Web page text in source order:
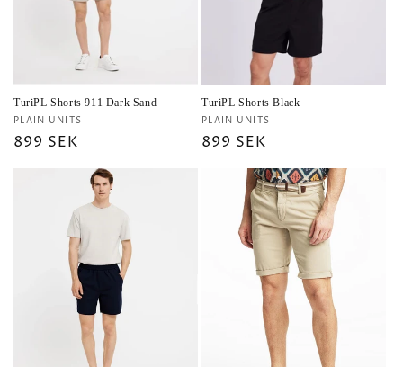
TuriPL Shorts 911 Dark Sand
Säljare:
PLAIN UNITS
Ordinarie
899 SEK
TuriPL Shorts Black
Säljare:
PLAIN UNITS
Ordinarie
899 SEK